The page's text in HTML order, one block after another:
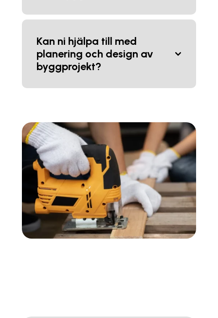
Kan ni hjälpa till med
planering och design av
byggprojekt?